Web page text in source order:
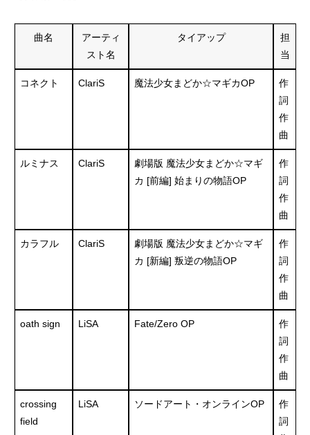
曲名
アーティ
スト名
タイアップ
担
当
コネクト ClariS 魔法少女まどか☆マギカOP
作
詞
作
曲
ルミナス ClariS
劇場版 魔法少女まどか☆マギ
カ [前編] 始まりの物語OP
作
詞
作
曲
カラフル ClariS
劇場版 魔法少女まどか☆マギ
カ [新編] 叛逆の物語OP
作
詞
作
曲
oath sign LiSA Fate/Zero OP
作
詞
作
曲
crossing
field
LiSA ソードアート・オンラインOP
作
詞